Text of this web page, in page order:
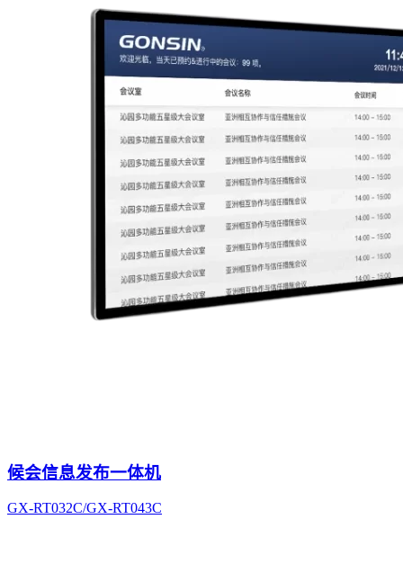
候会信息发布一体机
GX-RT032C/GX-RT043C